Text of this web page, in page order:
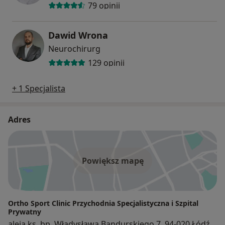
79 opinii
Dawid Wrona
Neurochirurg
129 opinii
+ 1 Specjalista
Adres
Powiększ mapę
Ortho Sport Clinic Przychodnia Specjalistyczna i Szpital
Prywatny